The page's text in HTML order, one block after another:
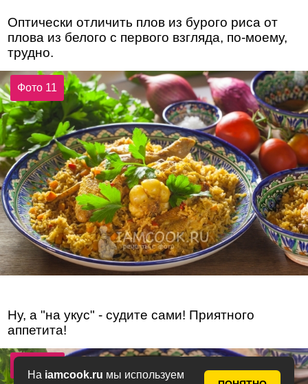
На iamcook.ru мы используем
Оптически отличить плов из бурого риса от
плова из белого с первого взгляда, по-моему,
трудно.
Фото 11
Ну, а "на укус" - судите сами! Приятного
аппетита!